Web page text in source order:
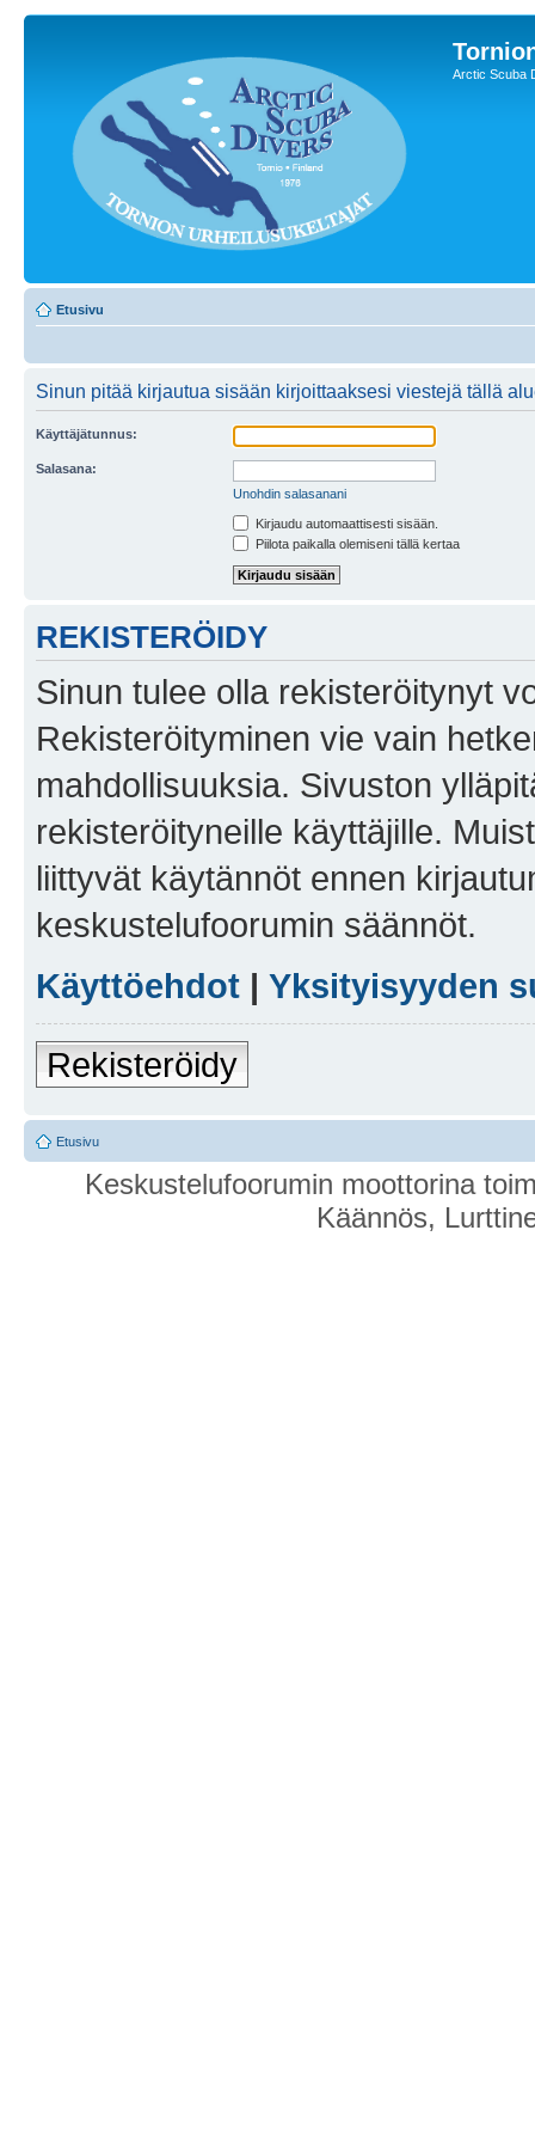
Arctic Scuba
Etusivu
Sinun pitää kirjautua sisään kirjoittaaksesi viestejä tällä
Käyttäjätunnus:
Salasana:
Unohdin salasanani
Kirjaudu automaattisesti sisään.
Piilota paikalla olemiseni tällä kertaa
REKISTERÖIDY
Sinun tulee olla rekisteröitynyt
Rekisteröityminen vie vain
mahdollisuuksia. Sivuston
rekisteröityneille käyttäjille.
liittyvät käytännöt ennen
keskustelufoorumin säännöt.
Käyttöehdot | Yksityisyyden
Rekisteröidy
Etusivu
Keskustelufoorumin moottorina
Käännös,